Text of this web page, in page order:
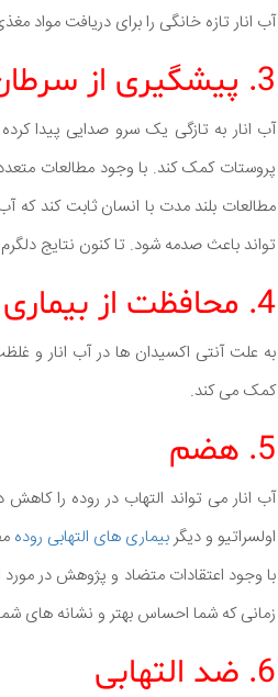
آب انار تازه خانگی را برای دریافت مواد
3. پیشگیری از سرطان
آب انار به تازگی یک سرو صدایی پیدا
پروستات کمک کند. با وجود مطالعات
مطالعات بلند مدت با انسان ثابت کند که
تواند باعث صدمه شود. تا کنون نتایج
4. محافظت از بیماری آلزایمر
به علت آنتی اکسیدان ها در آب انار و
کمک می کند.
5. هضم
آب انار می تواند التهاب در روده را
اولسراتیو و دیگربیماری های التهابی روده
با وجود اعتقادات متضاد و پژوهش در مورد
زمانی که شما احساس بهتر و نشانه های
6. ضد التهابی